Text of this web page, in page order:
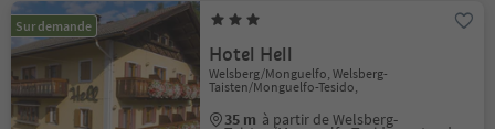
Sur demande
Hotel Hell
Welsberg/Monguelfo, Welsberg-
Taisten/Monguelfo-Tesido,
35 m à partir de Welsberg-